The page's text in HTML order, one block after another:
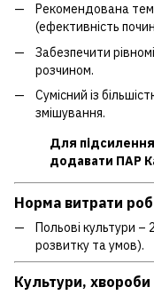
Рекомендована
(ефективність
Забезпечити
розчином.
Сумісний із
змішування.
Для
додавати ПАР
Норма витрати
Польові культури
розвитку та умов).
Культури,